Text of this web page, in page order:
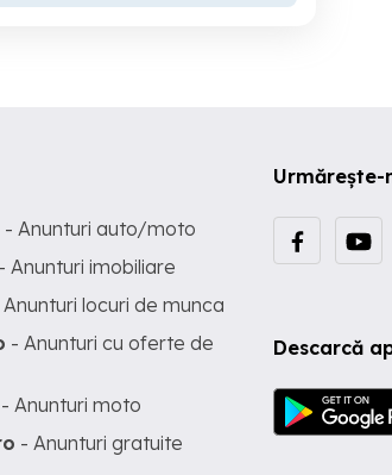
Urmărește-
Descarcă
- Anunturi auto/moto
- Anunturi imobiliare
locuri de munca
- Anunturi cu oferte de
- Anunturi moto
- Anunturi gratuite